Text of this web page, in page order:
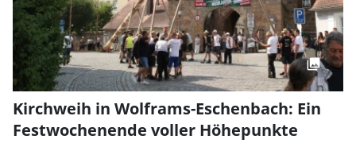
Kirchweih in Wolframs-Eschenbach: Ein
Festwochenende voller Höhepunkte